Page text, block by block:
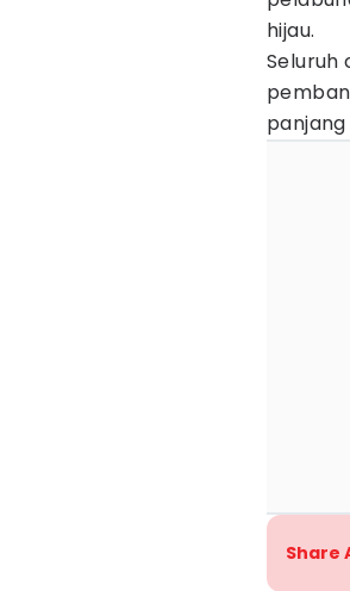
hijau.
Seluruh
Share